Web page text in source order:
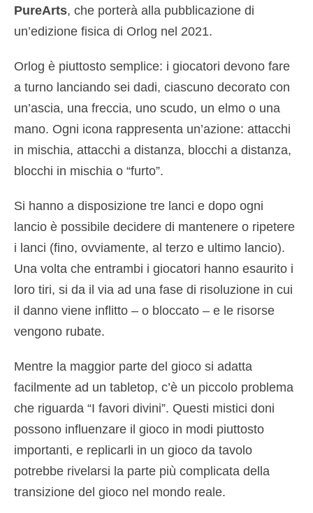
PureArts, che porterà alla pubblicazione di
un’edizione fisica di Orlog nel 2021.
Orlog è piuttosto semplice: i giocatori devono fare
a turno lanciando sei dadi, ciascuno decorato con
un’ascia, una freccia, uno scudo, un elmo o una
mano. Ogni icona rappresenta un’azione: attacchi
in mischia, attacchi a distanza, blocchi a distanza,
blocchi in mischia o “furto”.
Si hanno a disposizione tre lanci e dopo ogni
lancio è possibile decidere di mantenere o ripetere
i lanci (fino, ovviamente, al terzo e ultimo lancio).
Una volta che entrambi i giocatori hanno esaurito i
loro tiri, si da il via ad una fase di risoluzione in cui
il danno viene inflitto – o bloccato – e le risorse
vengono rubate.
Mentre la maggior parte del gioco si adatta
facilmente ad un tabletop, c’è un piccolo problema
che riguarda “I favori divini”. Questi mistici doni
possono influenzare il gioco in modi piuttosto
importanti, e replicarli in un gioco da tavolo
potrebbe rivelarsi la parte più complicata della
transizione del gioco nel mondo reale.